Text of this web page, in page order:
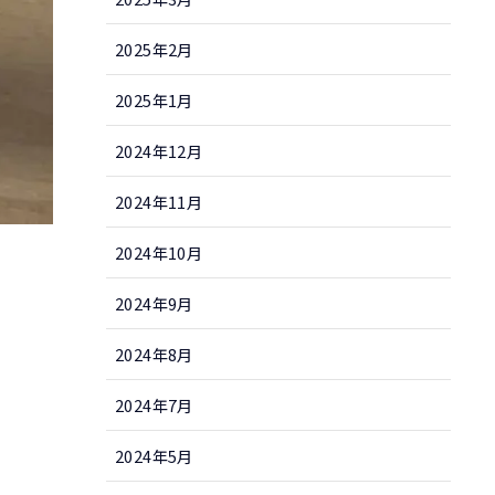
2025年2月
2025年1月
2024年12月
2024年11月
2024年10月
2024年9月
2024年8月
2024年7月
2024年5月